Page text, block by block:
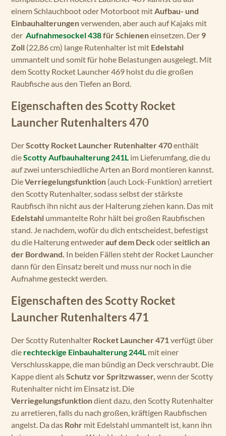
einem Schlauchboot oder Motorboot mitAufbau- und
Einbauhalterungenverwenden, aber auch auf Kajaks mit
der Aufnahmesockel 438für Schieneneinsetzen. Der 9
Zoll (22,86 cm) lange Rutenhalter ist mit Edelstahl
ummantelt und somit für hohe Belastungen ausgelegt. Mit
dem Scotty Rocket Launcher 469 holst du die großen
Raubfische aus den Tiefen an Bord.
Eigenschaften des Scotty Rocket
Launcher Rutenhalters 470
DerScotty Rocket Launcher Rutenhalter 470enthält
dieScotty Aufbauhalterung 241L im Lieferumfang, die du
auf zwei unterschiedliche Arten an Bord montieren kannst.
DieVerriegelungsfunktion (auch Lock-Funktion) arretiert
den Scotty Rutenhalter, sodass selbst der stärkste
Raubfisch ihn nicht aus der Halterung ziehen kann. Das mit
Edelstahl ummantelte Rohr hält bei großen Raubfischen
stand. Je nachdem, wofür du dich entscheidest, befestigst
du die Halterung entwederauf dem Deckoderseitlich an
der Bordwand. In beiden Fällen steht der Rocket Launcher
dann für den Einsatz bereit und muss nur noch in die
Aufnahme gesteckt werden.
Eigenschaften des Scotty Rocket
Launcher Rutenhalters 471
Der Scotty Rutenhalter Rocket Launcher 471verfügt über
die rechteckige Einbauhalterung 244L mit einer
Verschlusskappe, die man bündig an Deck verschraubt. Die
Kappe dient alsSchutz vor Spritzwasser, wenn der Scotty
Rutenhalter nicht im Einsatz ist. Die
Verriegelungsfunktiondient dazu, den Scotty Rutenhalter
zu arretieren, falls du nach großen, kräftigen Raubfischen
angelst. Da das Rohr mit Edelstahl ummantelt ist, kann ihn